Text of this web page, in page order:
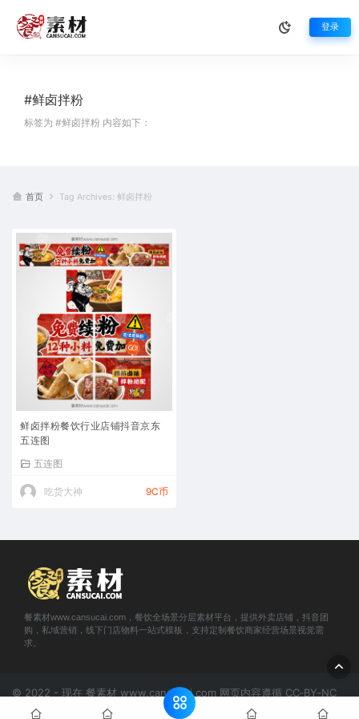
登录
#鲜卤拌粉
标签为 #鲜卤拌粉 内容如下：
首页 Tag Archives: 鲜卤拌粉
鲜卤拌粉餐饮行业店铺抖音京东
五连图
五连图
吃货大神 9C币
餐素材www.cansucai.com，餐饮全场景分层素材平台，提供外卖店铺，抖音团
购，私域营销，线下门店物料一站式模板，支持定制餐饮商家经营场景视觉需
求。
© 2022 - 现在 餐素材 www.cansucai.com 网页内容遵循 CC‑BY‑NC
4.0；下载素材不适用CC协议，版权见 《版权声明》。 网站地图